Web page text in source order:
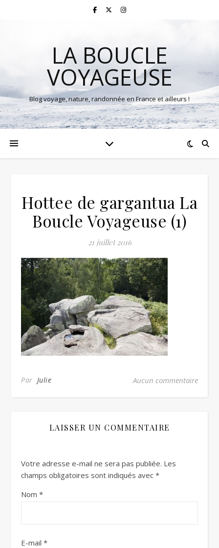
LA BOUCLE
VOYAGEUSE
Blog voyage, nature, randonnée en France et ailleurs !
Hottee de gargantua La
Boucle Voyageuse (1)
21 juillet 2016
Par Julie Aucun commentaire
LAISSER UN COMMENTAIRE
Votre adresse e-mail ne sera pas publiée. Les
champs obligatoires sont indiqués avec *
Nom *
E-mail *